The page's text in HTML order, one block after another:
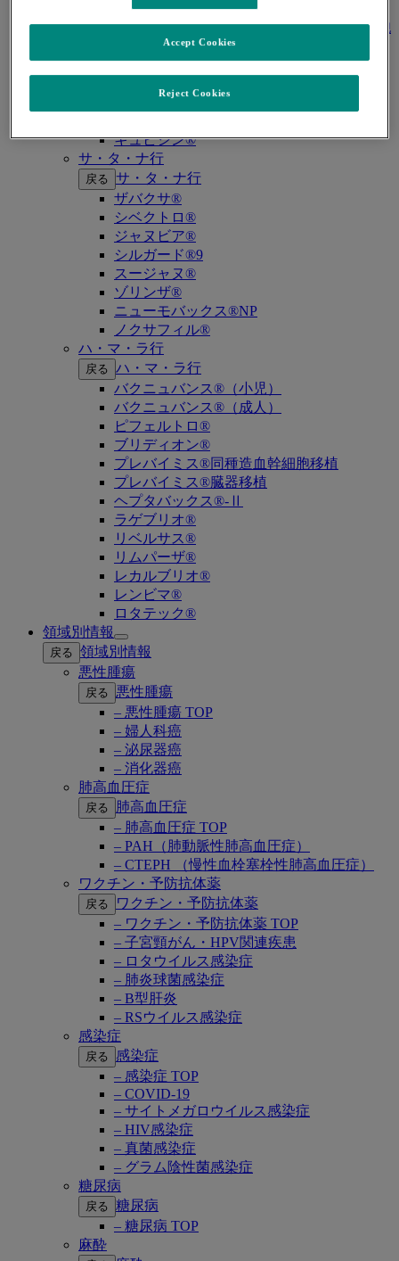
腫）
キイトルーダ®（原発性縦隔大細胞型B細胞
リンパ腫（PMBCL））
キイトルーダ®（MSI-High固形癌）
キイトルーダ®（TMB-High固形癌）
キュビシン®
サ・タ・ナ行
戻る サ・タ・ナ行
ザバクサ®
シベクトロ®
ジャヌビア®
シルガード®9
スージャヌ®
ゾリンザ®
ニューモバックス®NP
ノクサフィル®
ハ・マ・ラ行
戻る ハ・マ・ラ行
バクニュバンス®（小児）
バクニュバンス®（成人）
ピフェルトロ®
ブリディオン®
プレバイミス®同種造血幹細胞移植
プレバイミス®臓器移植
ヘプタバックス®-Ⅱ
ラゲブリオ®
リベルサス®
リムパーザ®
レカルブリオ®
レンビマ®
ロタテック®
領域別情報
Open
submenu
戻る 領域別情報
悪性腫瘍
戻る
悪性腫瘍
– 悪性腫瘍 TOP
– 婦人科癌
– 泌尿器癌
– 消化器癌
肺高血圧症
戻る
肺高血圧症
– 肺高血圧症 TOP
– PAH（肺動脈性肺高血圧症）
– CTEPH （慢性血栓塞栓性肺高血圧症）
ワクチン・予防抗体薬
戻る
ワクチン・予防抗体薬
– ワクチン・予防抗体薬 TOP
– 子宮頸がん・HPV関連疾患
– ロタウイルス感染症
– 肺炎球菌感染症
– B型肝炎
– RSウイルス感染症
感染症
戻る
感染症
– 感染症 TOP
– COVID-19
– サイトメガロウイルス感染症
– HIV感染症
– 真菌感染症
– グラム陰性菌感染症
糖尿病
戻る 糖尿病
– 糖尿病 TOP
麻酔
Reject Cookies
Accept Cookies